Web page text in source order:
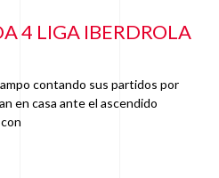
4 LIGA IBERDROLA
contando sus partidos por
en casa ante el ascendido